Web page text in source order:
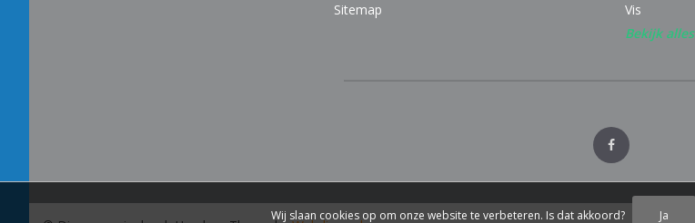
Sitemap
Vis
Bekijk alles
Wij slaan cookies op om onze website te verbeteren. Is dat akkoord? Ja